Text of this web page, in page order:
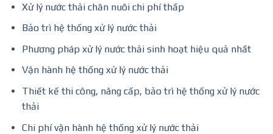
Xử lý nước thải chăn nuôi chi phí thấp
Bảo trì hệ thống xử lý nước thải
Phương pháp xử lý nước thải sinh hoạt hiệu quả nhất
Vận hành hệ thống xử lý nước thải
Thiết kế thi công, nâng cấp, bảo trì hệ thống xử lý nước
thải
Chi phí vận hành hệ thống xử lý nước thải